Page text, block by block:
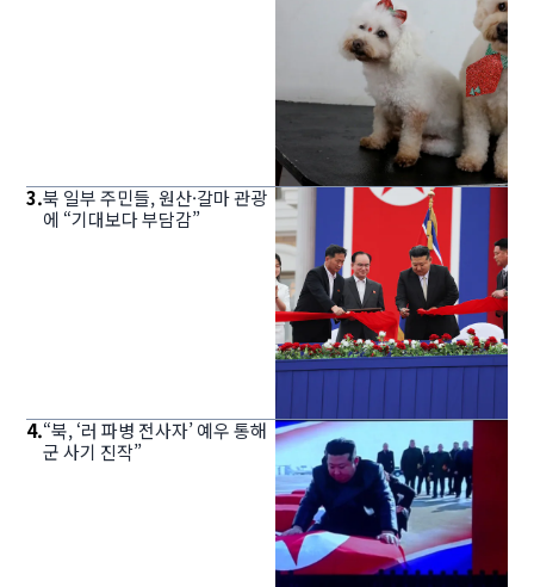
3.북 일부 주민들, 원산·갈마 관광
에 “기대보다 부담감”
4.“북, ‘러 파병 전사자’ 예우 통해
군 사기 진작”